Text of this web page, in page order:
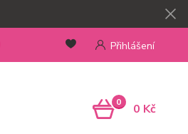
Přihlášení
0 0 Kč